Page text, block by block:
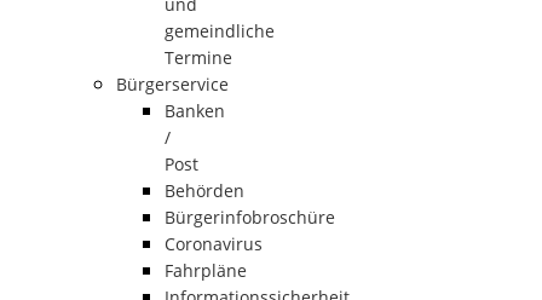
gemeindliche
Termine
Bürgerservice
Banken
/
Post
Behörden
Bürgerinfobroschüre
Coronavirus
Fahrpläne